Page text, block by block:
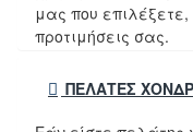
μας που
προτιμήσεις σας.
ΠΕΛΆΤΕΣ